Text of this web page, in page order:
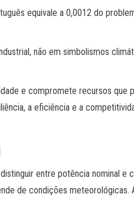
equivale a 0,0012 do
não em simbolismos
e compromete recursos
a eficiência e a
entre potência nominal e
de condições meteorológicas.